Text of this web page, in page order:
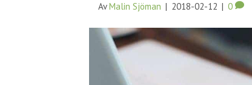
AvMalin Sjöman | 2018-02-12 | 0